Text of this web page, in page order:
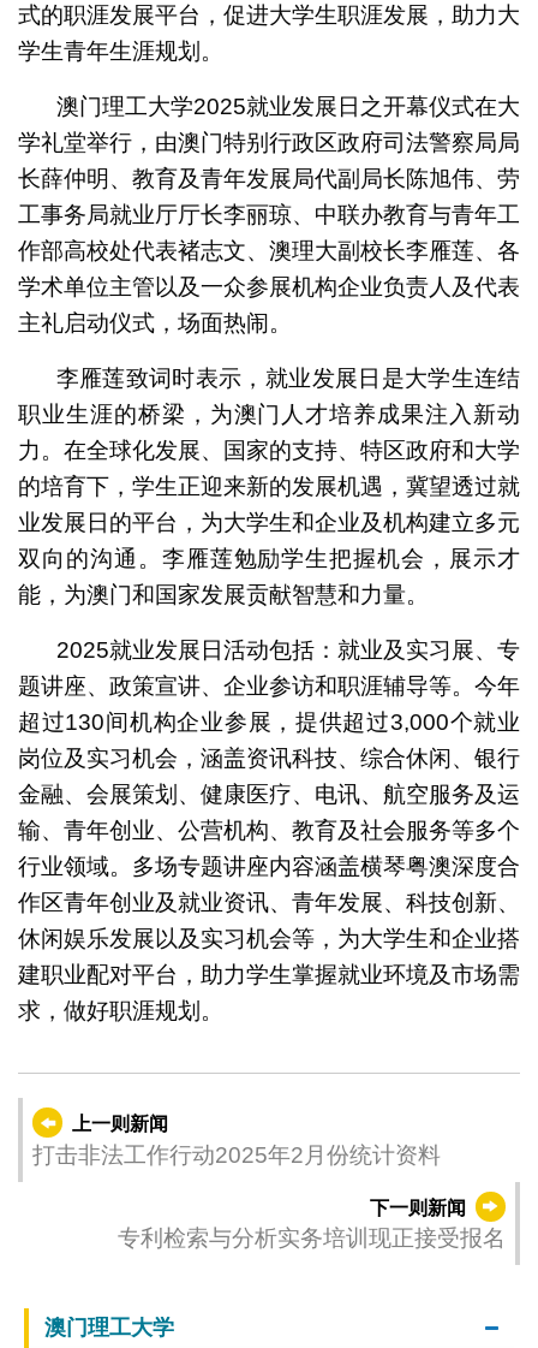
式的职涯发展平台，促进大学生职涯发展，助力大
学生青年生涯规划。
澳门理工大学2025就业发展日之开幕仪式在大
学礼堂举行，由澳门特别行政区政府司法警察局局
长薛仲明、教育及青年发展局代副局长陈旭伟、劳
工事务局就业厅厅长李丽琼、中联办教育与青年工
作部高校处代表褚志文、澳理大副校长李雁莲、各
学术单位主管以及一众参展机构企业负责人及代表
主礼启动仪式，场面热闹。
李雁莲致词时表示，就业发展日是大学生连结
职业生涯的桥梁，为澳门人才培养成果注入新动
力。在全球化发展、国家的支持、特区政府和大学
的培育下，学生正迎来新的发展机遇，冀望透过就
业发展日的平台，为大学生和企业及机构建立多元
双向的沟通。李雁莲勉励学生把握机会，展示才
能，为澳门和国家发展贡献智慧和力量。
2025就业发展日活动包括：就业及实习展、专
题讲座、政策宣讲、企业参访和职涯辅导等。今年
超过130间机构企业参展，提供超过3,000个就业
岗位及实习机会，涵盖资讯科技、综合休闲、银行
金融、会展策划、健康医疗、电讯、航空服务及运
输、青年创业、公营机构、教育及社会服务等多个
行业领域。多场专题讲座内容涵盖横琴粤澳深度合
作区青年创业及就业资讯、青年发展、科技创新、
休闲娱乐发展以及实习机会等，为大学生和企业搭
建职业配对平台，助力学生掌握就业环境及市场需
求，做好职涯规划。
上一则新闻
打击非法工作行动2025年2月份统计资料
下一则新闻
专利检索与分析实务培训现正接受报名
澳门理工大学